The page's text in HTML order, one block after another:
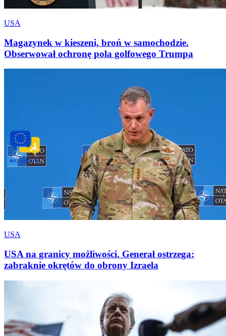
USA
Magazynek w kieszeni, broń w samochodzie.
Obserwował ochronę pola golfowego Trumpa
USA
USA na granicy możliwości. Generał ostrzega:
zabraknie okrętów do obrony Izraela